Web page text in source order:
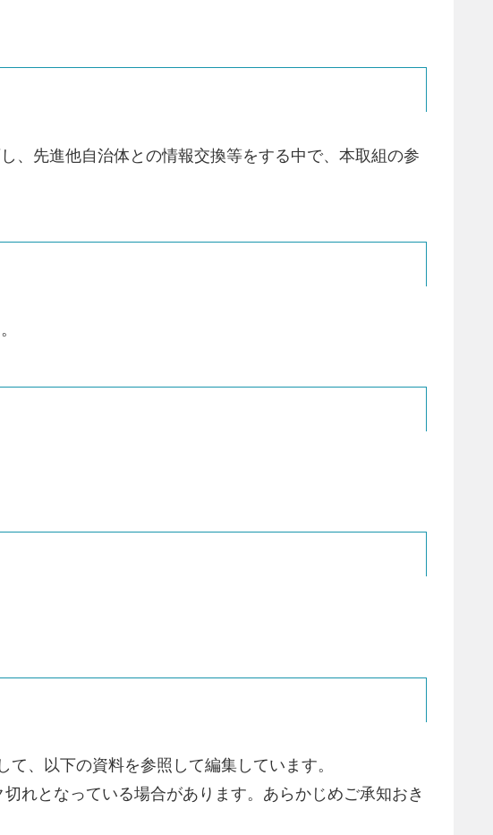
、先進他自治体との情報交換等をする中で、本取組の参
、以下の資料を参照して編集しています。
れとなっている場合があります。あらかじめご承知おき